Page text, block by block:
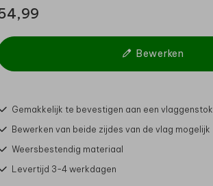
Bewerken
Gemakkelijk te bevestigen aan een vlaggenstok
Bewerken van beide zijdes van de vlag mogelijk
Weersbestendig materiaal
Levertijd 3-4 werkdagen